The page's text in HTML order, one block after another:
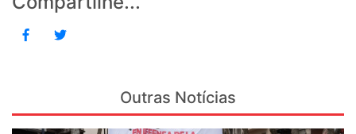
Outras Notícias